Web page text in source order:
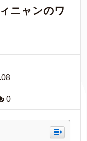
ニャンのワ
0